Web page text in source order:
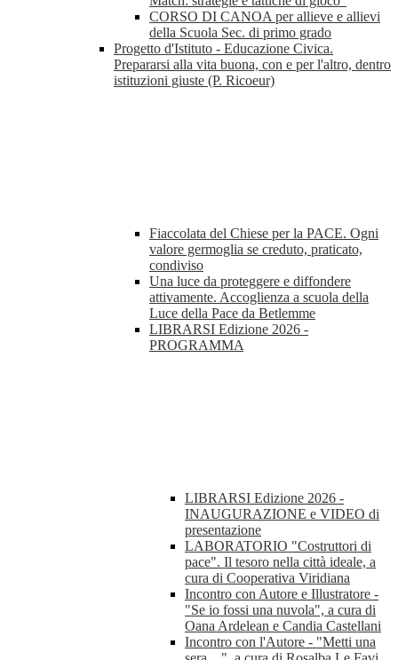
CORSO DI CANOA per allieve e allievi
della Scuola Sec. di primo grado
Progetto d'Istituto - Educazione Civica.
Prepararsi alla vita buona, con e per l'altro, dentro
istituzioni giuste (P. Ricoeur)
Fiaccolata del Chiese per la PACE. Ogni
valore germoglia se creduto, praticato,
condiviso
Una luce da proteggere e diffondere
attivamente. Accoglienza a scuola della
Luce della Pace da Betlemme
LIBRARSI Edizione 2026 -
PROGRAMMA
LIBRARSI Edizione 2026 -
INAUGURAZIONE e VIDEO di
presentazione
LABORATORIO "Costruttori di
pace". Il tesoro nella città ideale, a
cura di Cooperativa Viridiana
Incontro con Autore e Illustratore -
"Se io fossi una nuvola", a cura di
Oana Ardelean e Candia Castellani
Incontro con l'Autore - "Metti una